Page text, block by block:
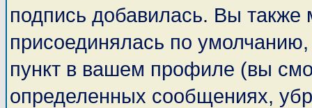
подпись добавилась. Вы также
присоединялась по
пункт в вашем профиле (вы
определенных сообщениях,